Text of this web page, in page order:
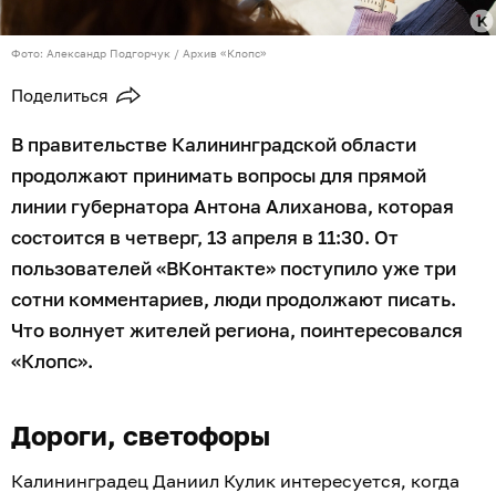
Фото: Александр Подгорчук / Архив «Клопс»
Поделиться
В правительстве Калининградской области
продолжают принимать вопросы для прямой
линии губернатора Антона Алиханова, которая
состоится в четверг, 13 апреля в 11:30. От
пользователей «ВКонтакте» поступило уже три
сотни комментариев, люди продолжают писать.
Что волнует жителей региона, поинтересовался
«Клопс».
Дороги, светофоры
Калининградец Даниил Кулик интересуется, когда